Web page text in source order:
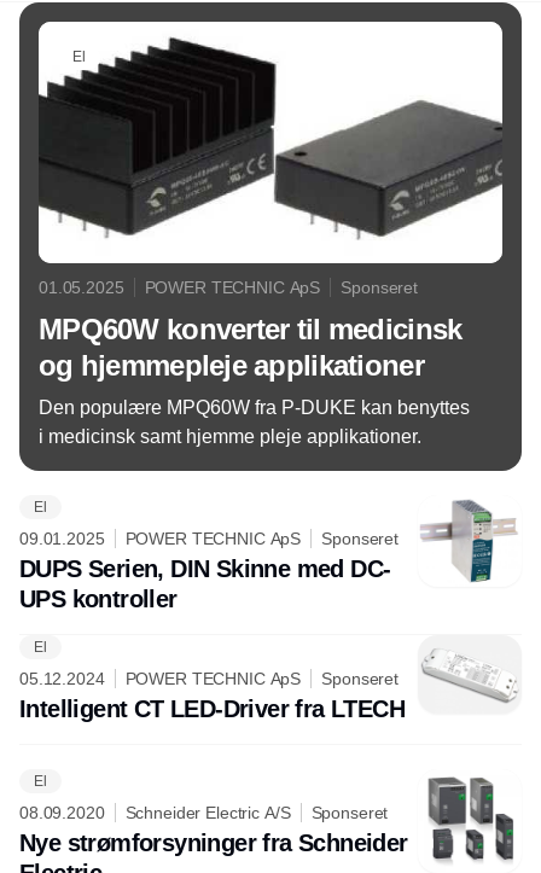
El
01.05.2025 POWER TECHNIC ApS Sponseret
MPQ60W konverter til medicinsk
og hjemmepleje applikationer
Den populære MPQ60W fra P-DUKE kan benyttes
i medicinsk samt hjemme pleje applikationer.
El
09.01.2025 POWER TECHNIC ApS Sponseret
DUPS Serien, DIN Skinne med DC-
UPS kontroller
El
05.12.2024 POWER TECHNIC ApS Sponseret
Intelligent CT LED-Driver fra LTECH
El
08.09.2020 Schneider Electric A/S Sponseret
Nye strømforsyninger fra Schneider